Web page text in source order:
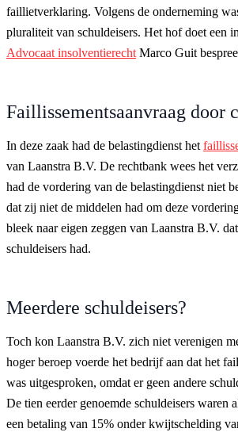
faillietverklaring. Volgens de onderneming
pluraliteit van schuldeisers. Het hof doet een
Advocaat insolventierecht Marco Guit
Faillissementsaanvraag door
In deze zaak had de belastingdienst het
van Laanstra B.V. De rechtbank wees het
had de vordering van de belastingdienst niet
dat zij niet de middelen had om deze
bleek naar eigen zeggen van Laanstra B.V.
schuldeisers had.
Meerdere schuldeisers?
Toch kon Laanstra B.V. zich niet verenigen
hoger beroep voerde het bedrijf aan dat het
was uitgesproken, omdat er geen andere
De tien eerder genoemde schuldeisers waren
een betaling van 15% onder kwijtschelding